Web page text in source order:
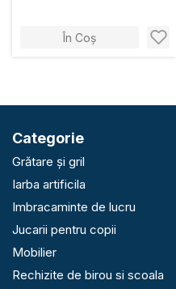
În Coș
Categorie
Grătare și gril
Iarba artificila
Imbracaminte de lucru
Jucarii pentru copii
Mobilier
Rechizite de birou si scoala